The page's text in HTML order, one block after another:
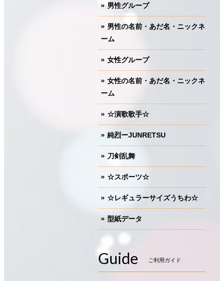
男性グループ
男性の名前・あだ名・ニックネ
ーム
女性グループ
女性の名前・あだ名・ニックネ
ーム
☆演歌歌手☆
純烈ーJUNRETSU
刀剣乱舞
☆スポーツ☆
☆レギュラーサイズうちわ☆
型紙データ
Guide ご利用ガイド